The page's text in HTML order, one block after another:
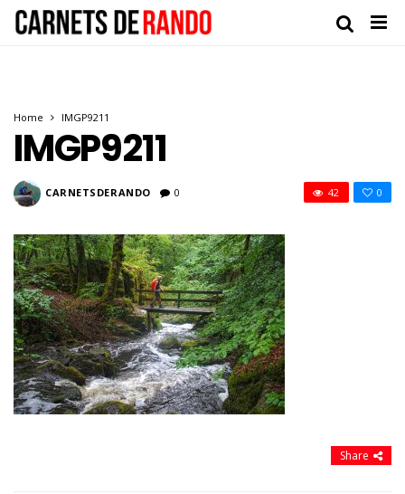
Home IMGP9211
IMGP9211
CARNETSDERANDO 0 0
42
Share